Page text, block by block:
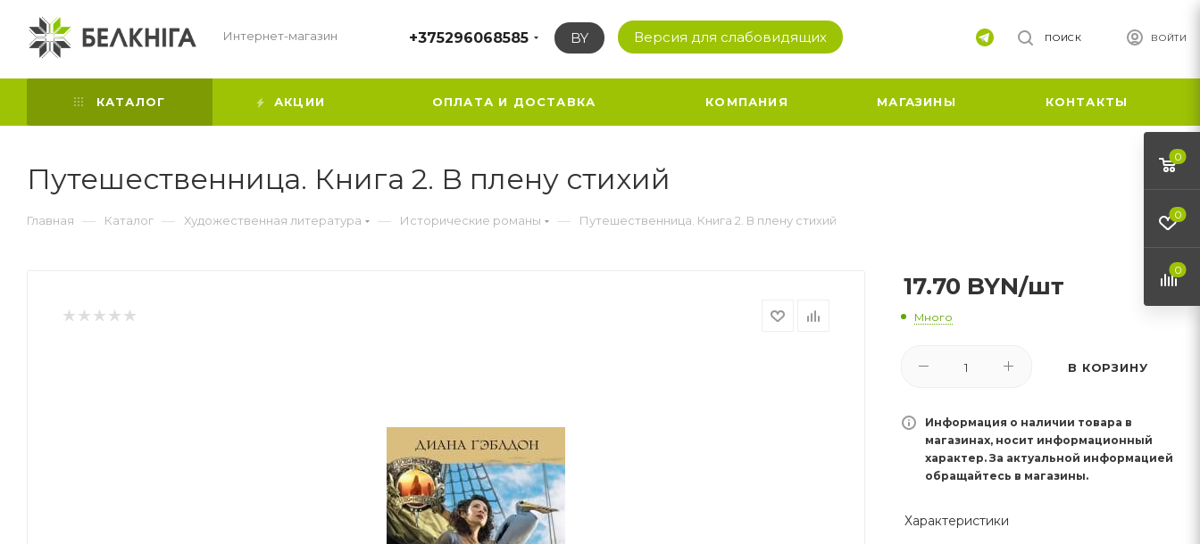
Интернет-магазин +375296068585 BY Версия для слабовидящих ВОЙТИ
ПОИСК
КАТАЛОГ АКЦИИ ОПЛАТА И ДОСТАВКА КОМПАНИЯ МАГАЗИНЫ КОНТАКТЫ
Путешественница. Книга 2. В плену стихий
Главная — Каталог — Художественная литература — Исторические романы — Путешественница. Книга 2. В плену стихий
17.70 BYN/шт
Много
В КОРЗИНУ
Информация о наличии товара в
магазинах, носит информационный
характер. За актуальной информацией
обращайтесь в магазины.
Характеристики
0
0
0